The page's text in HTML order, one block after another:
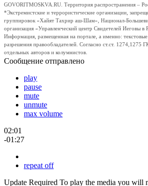
GOVORITMOSKVA.RU. Территория распространения –
*Экстремистские и террористические организации,
группировок «Хайят Тахрир аш-Шам», Национал-
организация «Управленческий центр Свидетелей Иеговы
Информация, размещенная на портале, а именно:
разрешения правообладателей. Согласно ст.ст.
отдельных авторов и колумнистов.
Сообщение отправлено
play
pause
mute
unmute
max volume
02:01
-01:27
repeat off
Update Required To play the media you will